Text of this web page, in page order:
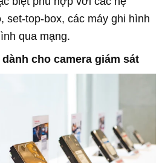
set-top-box, các máy ghi hình
qua mạng.
cho camera giám sát